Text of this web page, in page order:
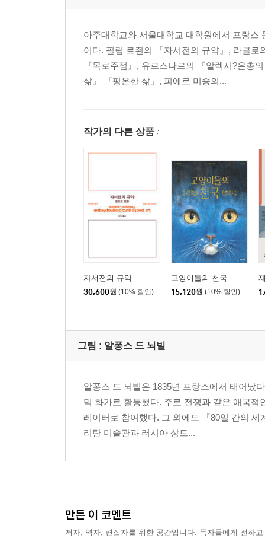
아주대학교와 서울대학교 대학원에서 프랑스
이다. 필립 르죈의 『자서전의 규약』, 라클
『목로주점』, 유르스나르의 『알렉시?은총
삶』 『평온한 삶』, 피에르 미숑의...
작가의 다른 상품
자서전의 규약
30,600원 (10% 할인)
고양이들의 천국
15,120원 (10% 할인)
그림 : 알퐁스 드 뇌빌
알퐁스 드 뇌빌은 1835년 프랑스에서 태어났
믹 화가로 활동했다. 주로 전쟁과 같은 애국
레이터로 참여했다. 그 외에도 『80일 간의
리탄 미술관과 러시아 상트...
만든 이 코멘트
저자, 역자, 편집자를 위한 공간입니다. 독자들에게 전하